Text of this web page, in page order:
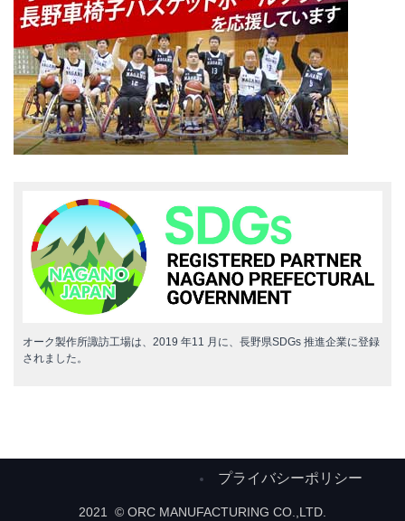
オーク製作所諏訪工場は、2019 年11 月に、長野県SDGs 推進企業に登録
されました。
プライバシーポリシー
2021 © ORC MANUFACTURING CO.,LTD.